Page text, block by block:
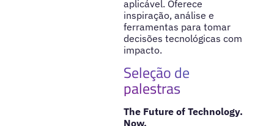
aplicável. Oferece
inspiração, análise e
ferramentas para tomar
decisões tecnológicas com
impacto.
Seleção de
palestras
The Future of Technology.
Now.